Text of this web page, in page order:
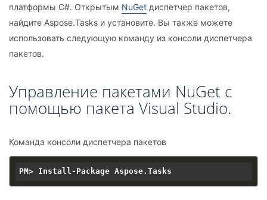
платформы C#. Открытым NuGet диспетчер пакетов,
найдите Aspose.Tasks и установите. Вы также можете
использовать следующую команду из консоли диспетчера
пакетов.
Управление пакетами NuGet с
помощью пакета Visual Studio.
Команда консоли диспетчера пакетов